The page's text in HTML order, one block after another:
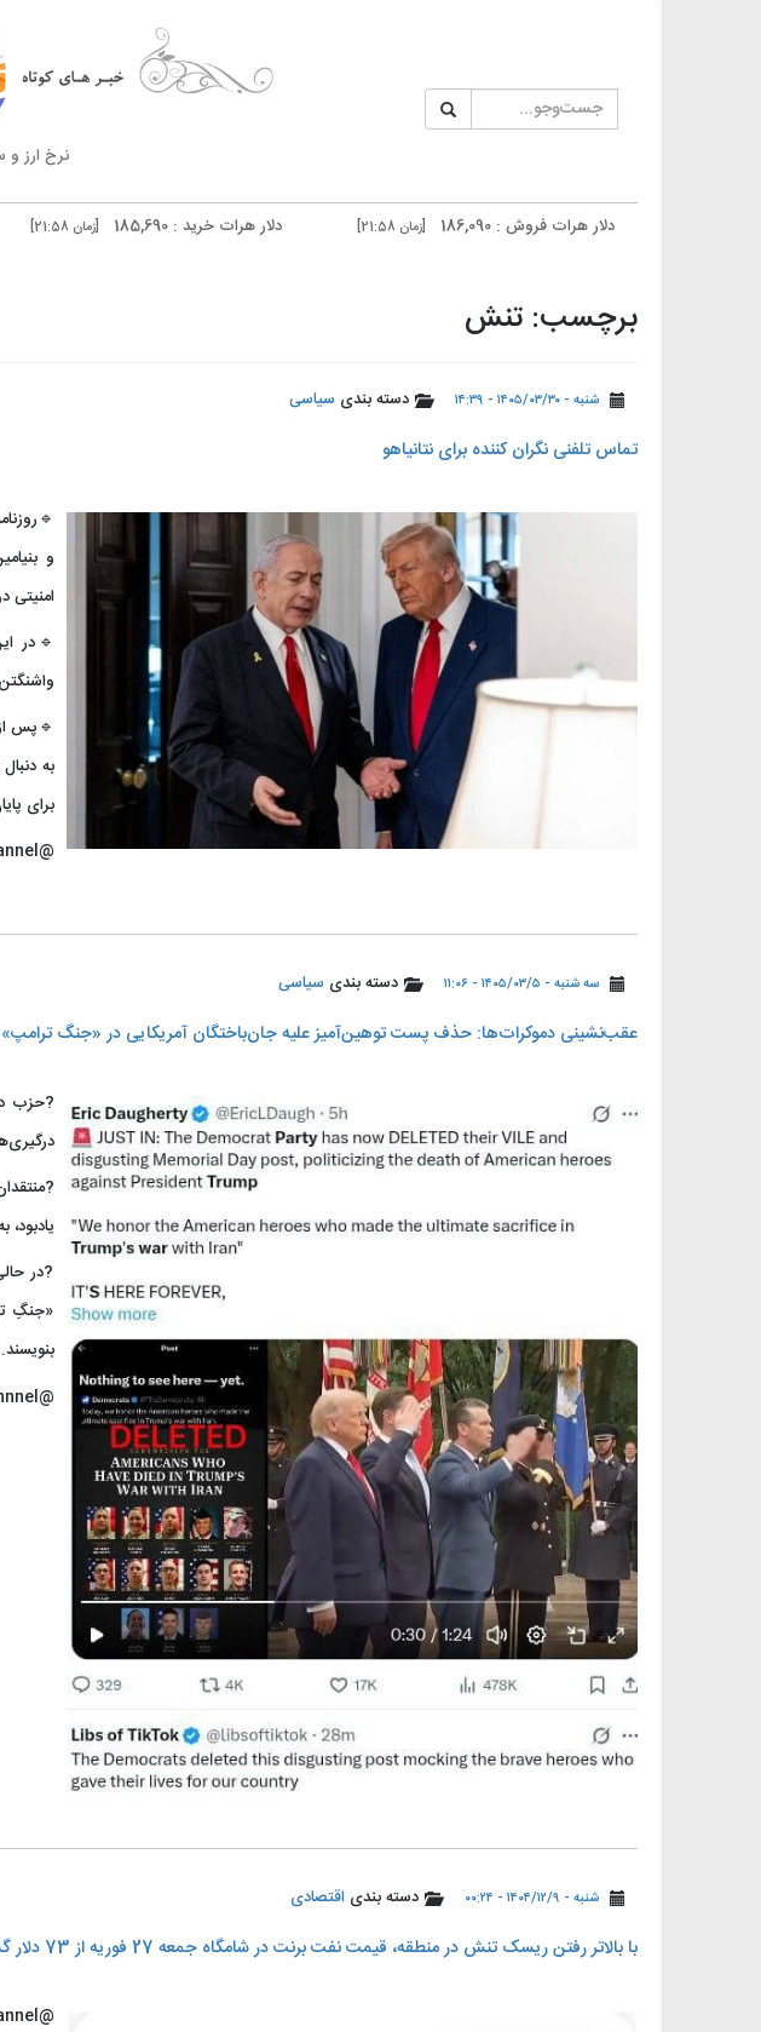
نرخ ارز و
دلار هرات فروش : 186,090 [زمان 21:58] دلار هرات خرید : 185,690 [زمان 21:58] سکه امامی :
برچسب: تنش
شنبه - ۱۴۰۵/۰۳/۳۰ - ۱۴:۳۹ دسته بندی سیاسی
تماس تلفنی نگران کننده برای نتانیاهو
و
امنیتی
🔹در
🔹پس
به
برای
@navasanchannel
سه شنبه - ۱۴۰۵/۰۳/۵ - ۱۱:۰۶ دسته بندی سیاسی
عقب‌نشینی دموکرات‌ها: حذف پست توهین‌آمیز علیه جان‌باختگان آمریکایی در «جنگ ترامپ»
?حزب
?در
«جنگِ
بنویسند.
@navasanchnnel
شنبه - ۱۴۰۴/۱۲/۹ - ۰۰:۲۴ دسته بندی اقتصادی
با بالاتر رفتن ریسک تنش در منطقه، قیمت نفت برنت در شامگاه جمعه 27 فوریه از 73 دلار گذشت / شفقنا
@navasanchannel